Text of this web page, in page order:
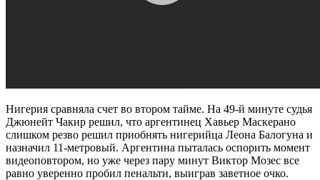
Нигерия сравняла счет во втором тайме. На 49-й минуте судья
Джюнейт Чакир решил, что аргентинец Хавьер Маскерано
слишком резво решил приобнять нигерийца Леона Балогуна и
назначил 11-метровый. Аргентина пыталась оспорить момент
видеоповтором, но уже через пару минут Виктор Мозес все
равно уверенно пробил пенальти, выиграв заветное очко.